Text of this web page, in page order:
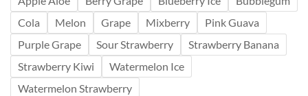
Cola
Melon Grape Mixberry
Pink Guava
Purple Grape
Sour Strawberry
Strawberry Banana
Strawberry Kiwi
Watermelon Ice
Watermelon Strawberry